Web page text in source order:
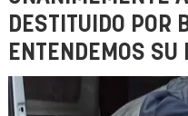
DESTITUIDO POR
ENTENDEMOS SU